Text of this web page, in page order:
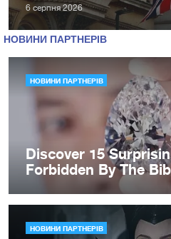
6 серпня 2026